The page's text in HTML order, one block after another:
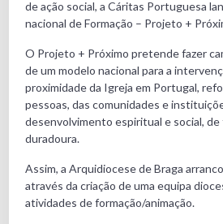
de ação social, a Cáritas Portuguesa
nacional de Formação – Projeto +
O Projeto + Próximo pretende fazer
de um modelo nacional para a
proximidade da Igreja em Portugal,
pessoas, das comunidades e
desenvolvimento espiritual e social,
duradoura.
Assim, a Arquidiocese de Braga
através da criação de uma equipa
atividades de formação/animação.